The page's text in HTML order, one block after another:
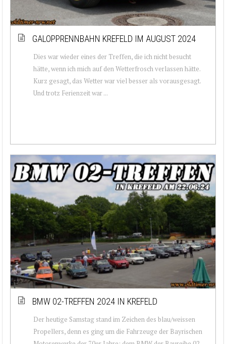
GALOPPRENNBAHN KREFELD IM AUGUST 2024
Dies war wieder eines der Treffen, die ich nicht besucht
hätte, wenn ich mich auf den Wetterfrosch verlassen hätte.
Kurz gesagt, das Wetter war viel besser als vorausgesagt.
Und trotz Ferienzeit war ...
BMW 02-TREFFEN 2024 IN KREFELD
Der heutige Samstag stand im Zeichen des blau/weissen
Propellers, denn es ging um die Fahrzeuge der Bayrischen